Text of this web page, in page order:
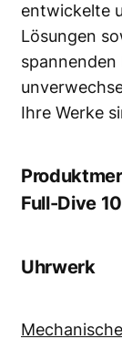
entwickelte
Lösungen
spannenden
Ihre Werke
Full-Dive
Uhrwerk